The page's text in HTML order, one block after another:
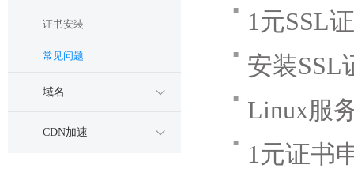
证书安装
常见问题
域名
CDN加速
■ 1元SSL
■ 安装SSL
■ Linux服
■ 1元证书